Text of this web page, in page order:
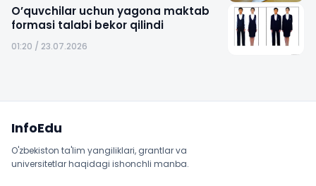
O’quvchilar uchun yagona maktab
formasi talabi bekor qilindi
01:20 / 23.07.2026
InfoEdu
O'zbekiston ta'lim yangiliklari, grantlar va
universitetlar haqidagi ishonchli manba.